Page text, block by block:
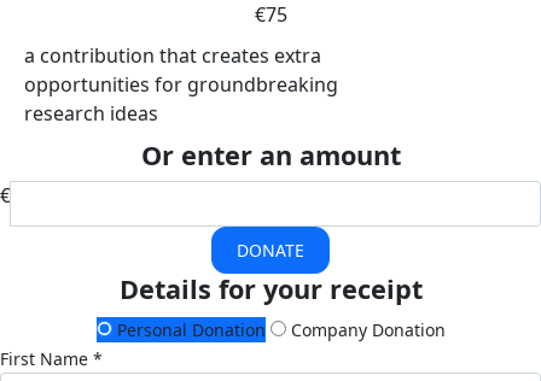
€75
a contribution that creates extra
opportunities for groundbreaking
research ideas
Or enter an amount
€
DONATE
Details for your receipt
Personal Donation
Company Donation
First Name *